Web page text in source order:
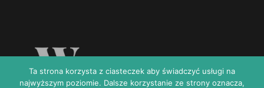
Ta strona korzysta z ciasteczek aby świadczyć usługi na
najwyższym poziomie. Dalsze korzystanie ze strony oznacza,